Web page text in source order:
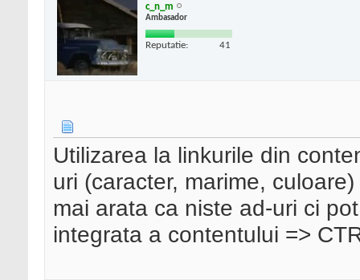
c_n_m
Ambasador
Reputatie: 41
Utilizarea la linkurile din
uri (caracter, marime,
mai arata ca niste ad-uri ci
integrata a contentului =>